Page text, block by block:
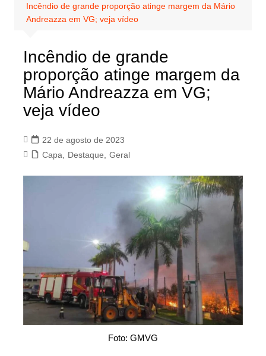
Incêndio de grande proporção atinge margem da Mário
Andreazza em VG; veja vídeo
Incêndio de grande
proporção atinge margem da
Mário Andreazza em VG;
veja vídeo
22 de agosto de 2023
Capa
Destaque Geral
Foto: GMVG